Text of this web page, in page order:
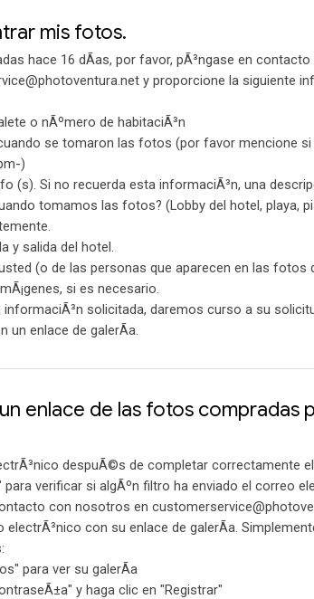
mis fotos.
hace 16 dÃ­as, por favor, pÃ³ngase en
y proporcione la siguiente
o nÃºmero de habitaciÃ³n
se tomaron las fotos (por favor mencione
)
(s). Si no recuerda esta informaciÃ³n, una
tomamos las fotos? (Lobby del hotel, playa,
y salida del hotel.
(o de las personas que aparecen en las fotos
si es necesario.
informaciÃ³n solicitada, daremos curso a su
un enlace de galerÃ­a.
enlace de las fotos compradas
despuÃ©s de completar correctamente
verificar si algÃºn filtro ha enviado el correo
con nosotros en
electrÃ³nico con su enlace de galerÃ­a.
para ver su galerÃ­a
y haga clic en "Registrar"